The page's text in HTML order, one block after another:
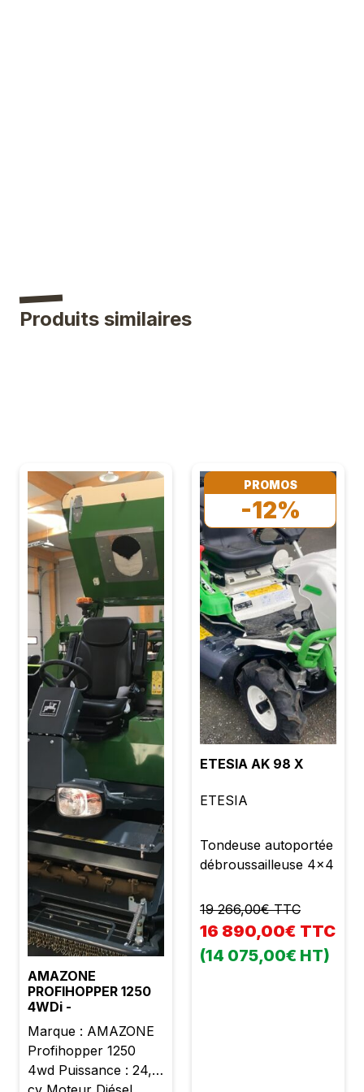
Produits similaires
AMAZONE
PROFIHOPPER 1250
4WDi -
Marque : AMAZONE
Profihopper 1250
4wd Puissance : 24,5
PROMOS
-12%
ETESIA AK 98 X
ETESIA
Tondeuse autoportée
débroussailleuse 4x4
19 266,00€ TTC
16 890,00€ TTC
(14 075,00€ HT)